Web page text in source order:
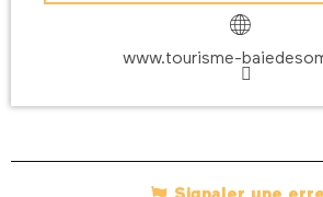
www.tourisme-